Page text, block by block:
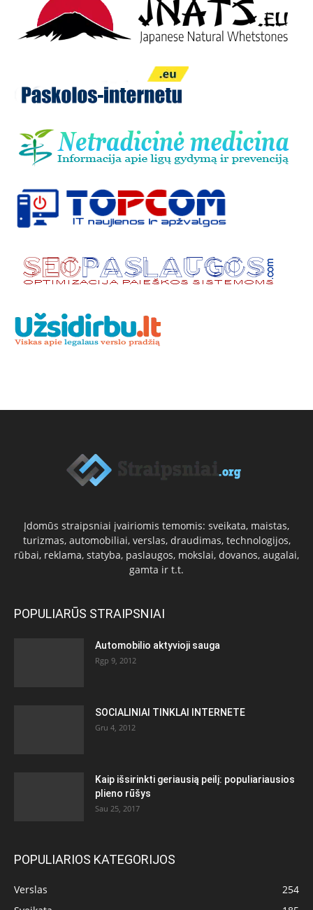
Įdomūs straipsniai įvairiomis temomis: sveikata, maistas,
turizmas, automobiliai, verslas, draudimas, technologijos,
rūbai, reklama, statyba, paslaugos, mokslai, dovanos, augalai,
gamta ir t.t.
POPULIARŪS STRAIPSNIAI
Automobilio aktyvioji sauga
Rgp 9, 2012
SOCIALINIAI TINKLAI INTERNETE
Gru 4, 2012
Kaip išsirinkti geriausią peilį: populiariausios
plieno rūšys
Sau 25, 2017
POPULIARIOS KATEGORIJOS
Verslas
254